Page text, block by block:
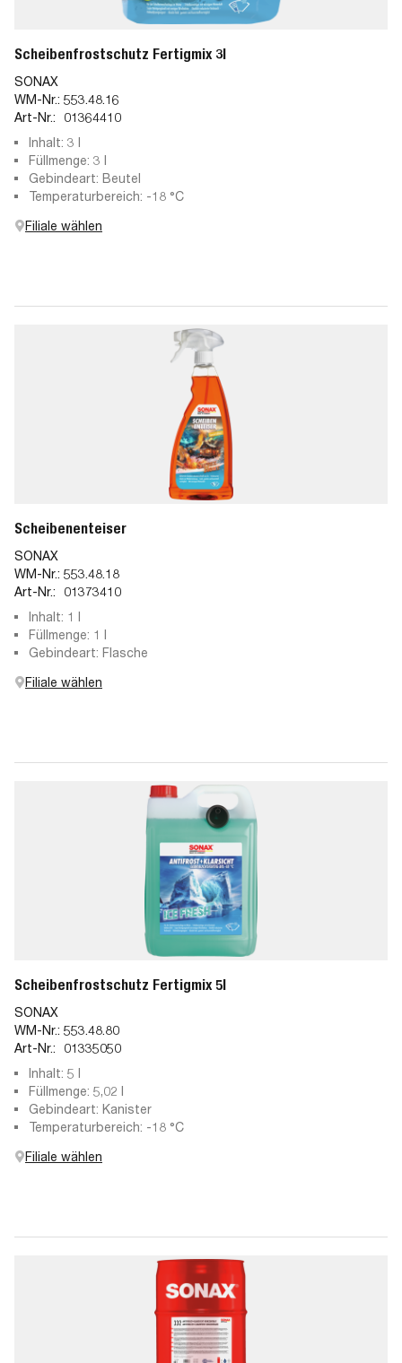
Scheibenfrostschutz Fertigmix 3l
SONAX
WM-Nr.: 553.48.16
Art-Nr.:
01364410
Inhalt: 3 l
Füllmenge: 3 l
Gebindeart: Beutel
Temperaturbereich: -18 °C
Filiale wählen
Scheibenenteiser
SONAX
WM-Nr.: 553.48.18
Art-Nr.:
01373410
Inhalt: 1 l
Füllmenge: 1 l
Gebindeart: Flasche
Filiale wählen
Scheibenfrostschutz Fertigmix 5l
SONAX
WM-Nr.: 553.48.80
Art-Nr.:
01335050
Inhalt: 5 l
Füllmenge: 5,02 l
Gebindeart: Kanister
Temperaturbereich: -18 °C
Filiale wählen